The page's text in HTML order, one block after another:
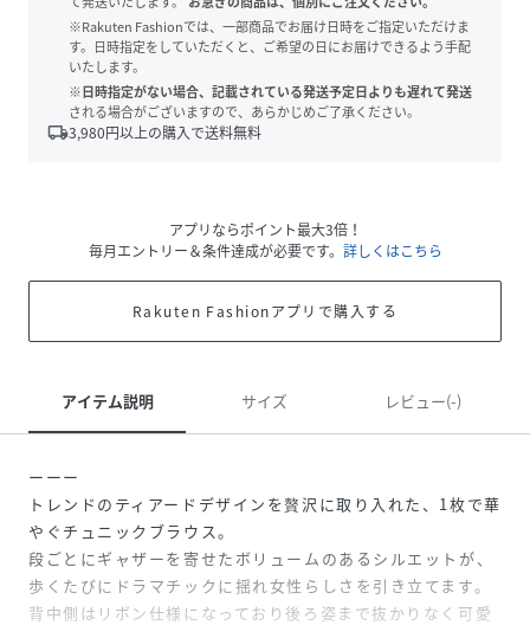
※Rakuten Fashionでは、一部商品でお届け日時をご指定いただけま
す。日時指定をしていただくと、ご希望の日にお届けできるよう手配
いたします。
※日時指定がない場合、記載されている発送予定日よりも遅れて発送
される場合がございますので、あらかじめご了承ください。
local_shipping3,980円以上の購入で送料無料
アプリならポイント最大3倍！
毎月エントリー＆条件達成が必要です。 詳しくはこちら
Rakuten Fashionアプリで購入する
アイテム説明 サイズ レビュー(-)
ーーー
トレンドのティアードデザインを贅沢に取り入れた、1枚で華
やぐチュニックブラウス。
段ごとにギャザーを寄せたボリュームのあるシルエットが、
歩くたびにドラマチックに揺れ女性らしさを引き立てます。
背中側はリボン仕様になっており後ろ姿まで抜かりなく可愛